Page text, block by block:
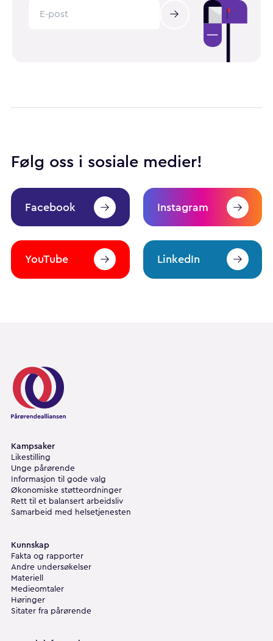
Følg oss i sosiale medier!
Facebook Instagram
YouTube LinkedIn
Pårørendealliansen
Kampsaker
Likestilling
Unge pårørende
Informasjon til gode valg
Økonomiske støtteordninger
Rett til et balansert arbeidsliv
Samarbeid med helsetjenesten
Kunnskap
Fakta og rapporter
Andre undersøkelser
Materiell
Medieomtaler
Høringer
Sitater fra pårørende